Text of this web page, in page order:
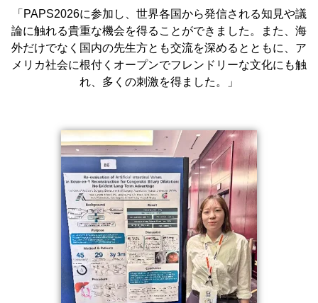
「PAPS2026に参加し、世界各国から発信される知見や議
論に触れる貴重な機会を得ることができました。また、海
外だけでなく国内の先生方とも交流を深めるとともに、ア
メリカ社会に根付くオープンでフレンドリーな文化にも触
れ、多くの刺激を得ました。」